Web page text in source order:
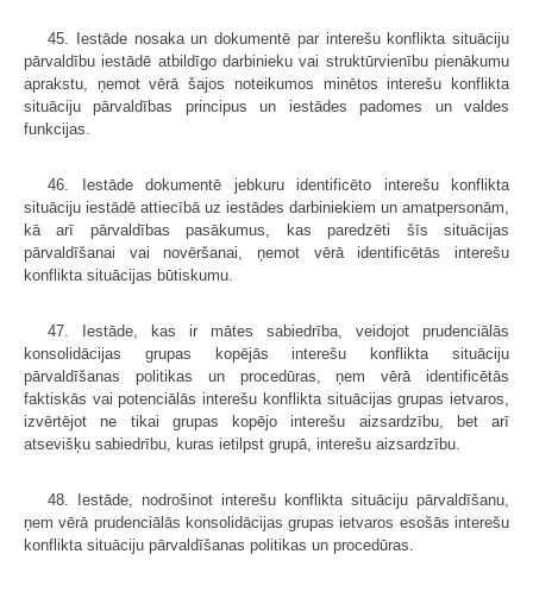
45. Iestāde nosaka un dokumentē par interešu konflikta situāciju
pārvaldību iestādē atbildīgo darbinieku vai struktūrvienību pienākumu
aprakstu, ņemot vērā šajos noteikumos minētos interešu konflikta
situāciju pārvaldības principus un iestādes padomes un valdes
funkcijas.
46. Iestāde dokumentē jebkuru identificēto interešu konflikta
situāciju iestādē attiecībā uz iestādes darbiniekiem un amatpersonām,
kā arī pārvaldības pasākumus, kas paredzēti šīs situācijas
pārvaldīšanai vai novēršanai, ņemot vērā identificētās interešu
konflikta situācijas būtiskumu.
47. Iestāde, kas ir mātes sabiedrība, veidojot prudenciālās
konsolidācijas grupas kopējās interešu konflikta situāciju
pārvaldīšanas politikas un procedūras, ņem vērā identificētās
faktiskās vai potenciālās interešu konflikta situācijas grupas ietvaros,
izvērtējot ne tikai grupas kopējo interešu aizsardzību, bet arī
atsevišķu sabiedrību, kuras ietilpst grupā, interešu aizsardzību.
48. Iestāde, nodrošinot interešu konflikta situāciju pārvaldīšanu,
ņem vērā prudenciālās konsolidācijas grupas ietvaros esošās interešu
konflikta situāciju pārvaldīšanas politikas un procedūras.